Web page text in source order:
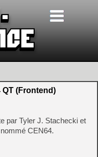
QT (Frontend)
par Tyler J. Stachecki et
CEN64.